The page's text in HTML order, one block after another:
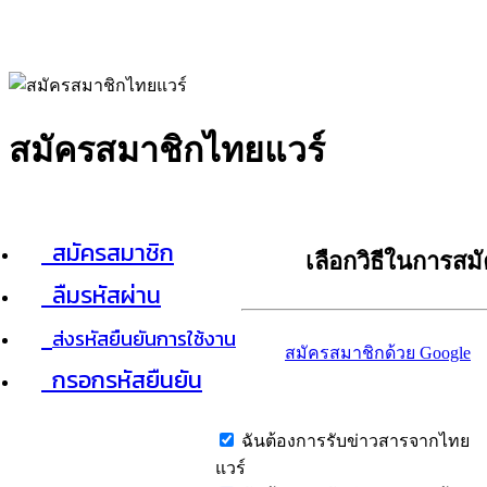
สมัครสมาชิกไทยแวร์
สมัครสมาชิก
ลืมรหัสผ่าน
ส่งรหัสยืนยันการใช้งาน
กรอกรหัสยืนยัน
เลือกวิธีในการส
สมัครสมาชิกด้วย Google
ฉันต้องการรับข่าวสารจากไทย
แวร์